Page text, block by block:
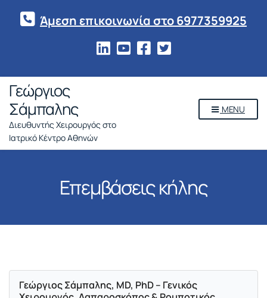
Άμεση επικοινωνία στο 6977359925
Γεώργιος
Σάμπαλης
Διευθυντής Χειρουργός στο
Ιατρικό Κέντρο Αθηνών
MENU
Επεμβάσεις κήλης
Γεώργιος Σάμπαλης, MD, PhD – Γενικός